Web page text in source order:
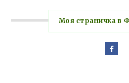
Моя страничка в